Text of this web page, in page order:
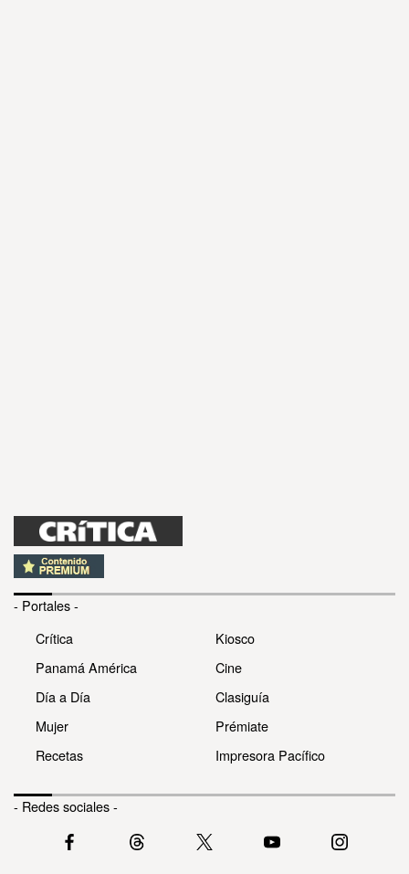
- Portales -
Crítica
Panamá América
Día a Día
Mujer
Recetas
Kiosco
Cine
Clasiguía
Prémiate
Impresora Pacífico
- Redes sociales -